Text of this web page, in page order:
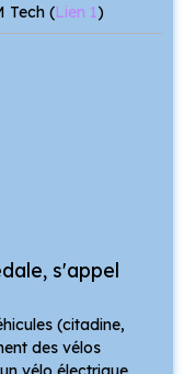
Tech (Lien 1)
s'appel
(citadine,
des vélos